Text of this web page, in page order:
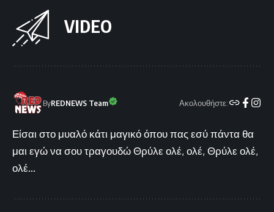
VIDEO
ByREDNEWS Team Ακολουθήστε:
Είσαι στο μυαλό κάτι μαγικό όπου πας εσύ πάντα θα
μαι εγώ να σου τραγουδώ Θρύλε ολέ, ολέ, Θρύλε ολέ,
ολέ...